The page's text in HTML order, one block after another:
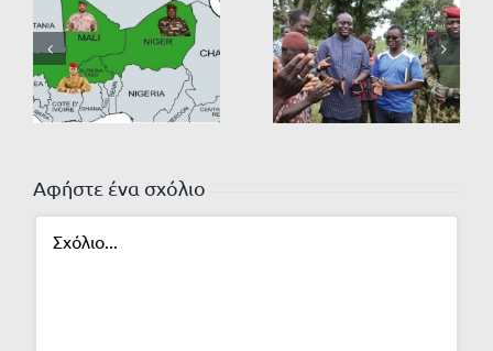
Αφήστε ένα σχόλιο